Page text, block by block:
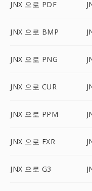
JNX 으로 PDF
JNX 으로 BMP
JNX 으로 PNG
JNX 으로 CUR
JNX 으로 PPM
JNX 으로 EXR
JNX 으로 G3